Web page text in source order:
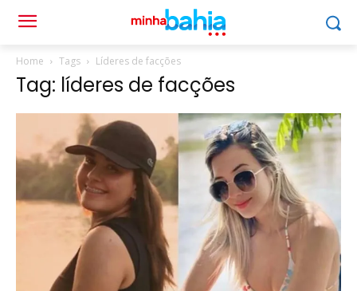
Home Tags Líderes de facções
Tag: líderes de facções